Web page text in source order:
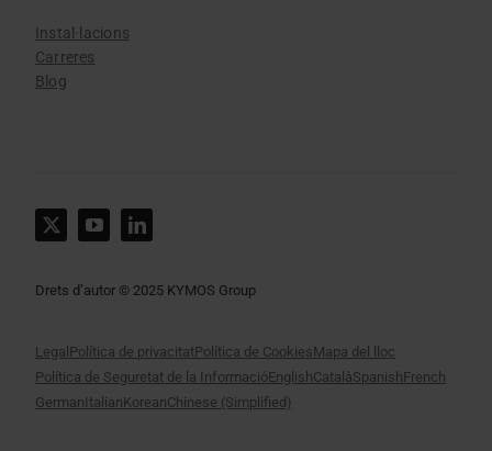
Instal·lacions
Carreres
Blog
Drets d’autor © 2025 KYMOS Group
Legal Política de privacitatPolítica de CookiesMapa del lloc
Política de Seguretat de la InformacióEnglishCatalàSpanishFrench
GermanItalianKoreanChinese (Simplified)